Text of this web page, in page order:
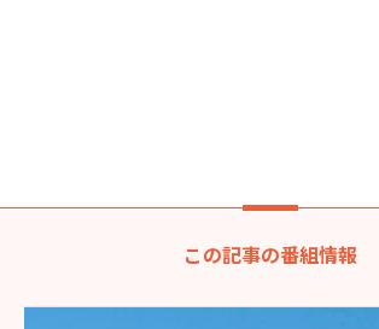
この記事の番組情報